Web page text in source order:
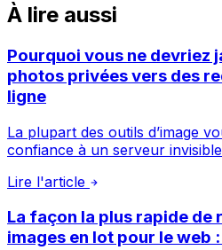
À lire aussi
Pourquoi vous ne devriez
photos privées vers des
ligne
La plupart des outils d’image
confiance à un serveur
Lire l'article
La façon la plus rapide de
images en lot pour le web